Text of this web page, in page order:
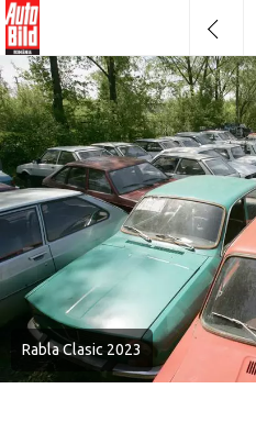
Rabla Clasic 2023